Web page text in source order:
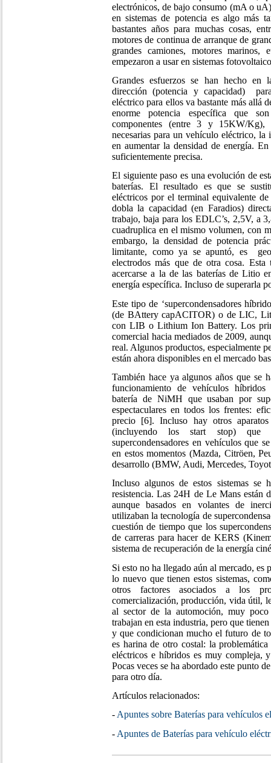
electrónicos, de bajo consumo (mA o
en sistemas de potencia es algo más
bastantes años para muchas cosas,
motores de continua de arranque de
grandes camiones, motores
empezaron a usar en sistemas
Grandes esfuerzos se han hecho en
dirección (potencia y capacidad)
eléctrico para ellos va bastante más allá
enorme potencia específica que
componentes (entre 3 y 15KW/Kg),
necesarias para un vehículo eléctrico, la
en aumentar la densidad de energía.
suficientemente precisa.
El siguiente paso es una evolución de
baterías. El resultado es que se
eléctricos por el terminal equivalente
dobla la capacidad (en Faradios)
trabajo, baja para los EDLC’s, 2,5V, a
cuadruplica en el mismo volumen, con
embargo, la densidad de potencia
limitante, como ya se apuntó, es
electrodos más que de otra cosa. Esta
acercarse a la de las baterías de Litio
energía específica. Incluso de superarla
Este tipo de ‘supercondensadores
(de BAttery capACITOR) o de LIC,
con LIB o Lithium Ion Battery. Los
comercial hacia mediados de 2009,
real. Algunos productos, especialmente
están ahora disponibles en el mercado
También hace ya algunos años que se
funcionamiento de vehículos
batería de NiMH que usaban por
espectaculares en todos los frentes:
precio [6]. Incluso hay otros
(incluyendo los start stop)
supercondensadores en vehículos que
en estos momentos (Mazda, Citröen,
desarrollo (BMW, Audi, Mercedes,
Incluso algunos de estos sistemas se
resistencia. Las 24H de Le Mans están
aunque basados en volantes de
utilizaban la tecnología de
cuestión de tiempo que los
de carreras para hacer de KERS
sistema de recuperación de la energía
Si esto no ha llegado aún al mercado, es
lo nuevo que tienen estos sistemas,
otros factores asociados a los
comercialización, producción, vida útil,
al sector de la automoción, muy
trabajan en esta industria, pero que
y que condicionan mucho el futuro de
es harina de otro costal: la
eléctricos e híbridos es muy compleja,
Pocas veces se ha abordado este punto
para otro día.
Artículos relacionados:
- Apuntes sobre Baterías para vehículos
- Apuntes de Baterías para vehículo